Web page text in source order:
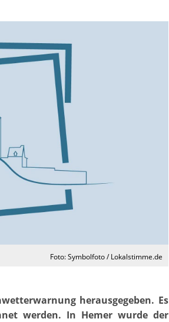
Foto: Symbolfoto / Lokalstimme.de
herausgegeben. Es
werden. In Hemer wurde der